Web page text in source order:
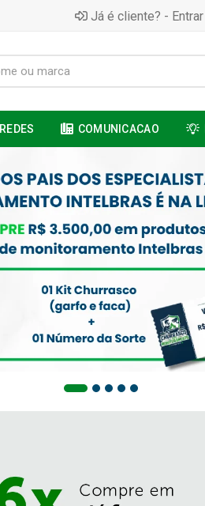
Já é cliente? - Entrar
REDES COMUNICACAO